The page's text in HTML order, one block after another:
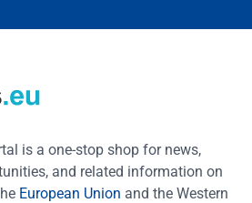
is a one-stop shop for news,
and related information on
European Union and the Western